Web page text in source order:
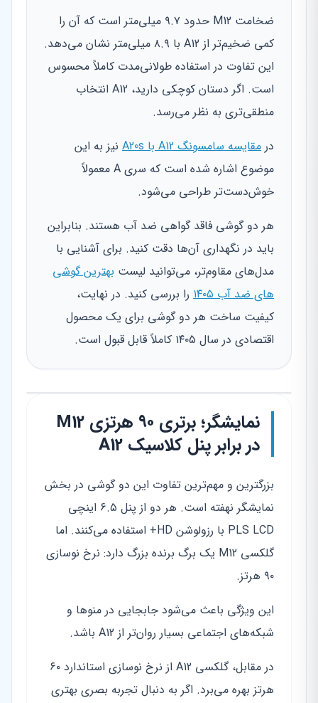
ضخامت M12 حدود ۹.۷ میلی‌متر است که آن را
کمی ضخیم‌تر از A12 با ۸.۹ میلی‌متر نشان می‌دهد.
این تفاوت در استفاده طولانی‌مدت کاملاً محسوس
است. اگر دستان کوچکی دارید، A12 انتخاب
منطقی‌تری به نظر می‌رسد.
در مقایسه سامسونگ A12 با A20s
نیز به این
موضوع اشاره شده است که سری A معمولاً
خوش‌دست‌تر طراحی می‌شود.
هر دو گوشی فاقد گواهی ضد آب هستند. بنابراین
باید در نگهداری آن‌ها دقت کنید. برای آشنایی با
مدل‌های مقاوم‌تر، می‌توانید لیست بهترین گوشی
های ضد آب ۱۴۰۵
را بررسی کنید. در نهایت،
کیفیت ساخت هر دو گوشی برای یک محصول
اقتصادی در سال ۱۴۰۵ کاملاً قابل قبول است.
نمایشگر؛ برتری ۹۰ هرتزی M12
در برابر پنل کلاسیک A12
بزرگترین و مهم‌ترین تفاوت این دو گوشی در بخش
نمایشگر نهفته است. هر دو از پنل ۶.۵ اینچی
PLS LCD با رزولوشن HD+ استفاده می‌کنند. اما
گلکسی M12 یک برگ برنده بزرگ دارد: نرخ نوسازی
۹۰ هرتز.
این ویژگی باعث می‌شود جابجایی در منوها و
شبکه‌های اجتماعی بسیار روان‌تر از A12 باشد.
در مقابل، گلکسی A12 از نرخ نوسازی استاندارد ۶۰
هرتز بهره می‌برد. اگر به دنبال تجربه بصری بهتری